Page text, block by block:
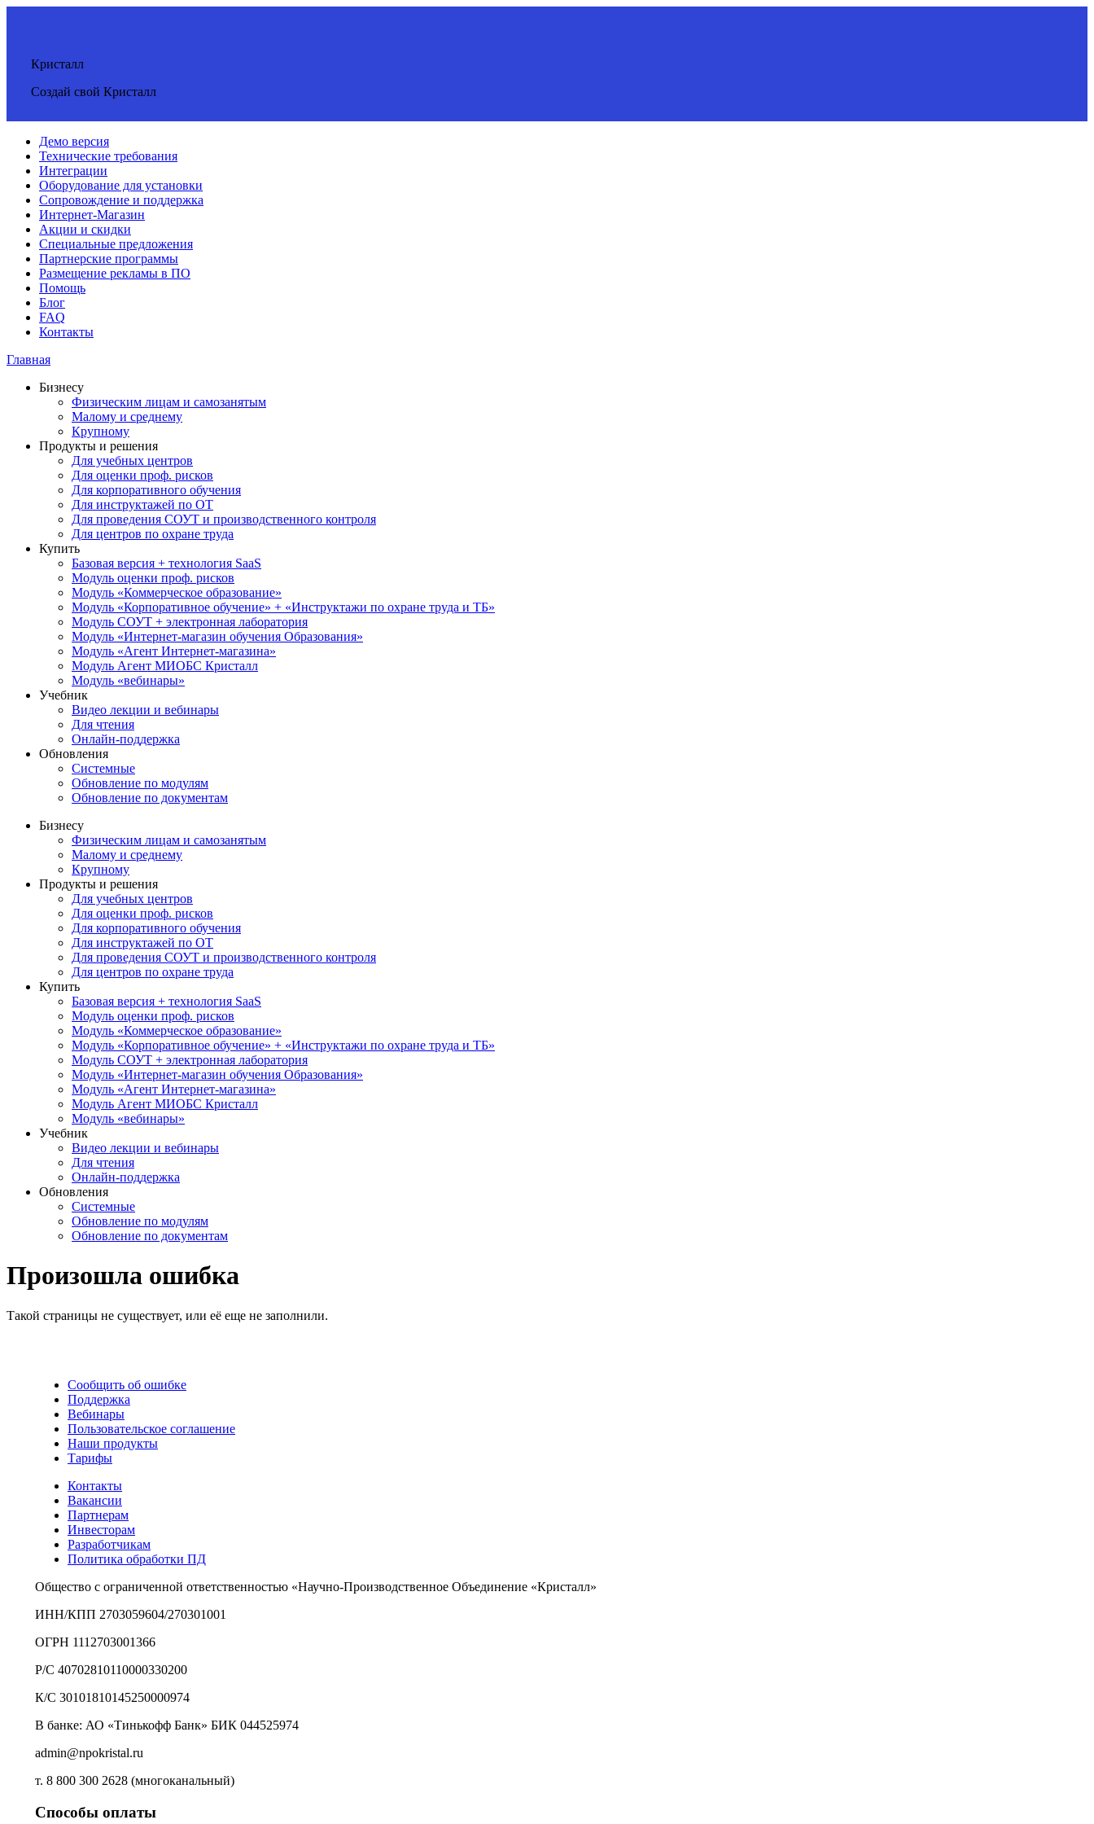
Кристалл
Создай свой Кристалл
Демо версия
Технические требования
Интеграции
Оборудование для установки
Сопровождение и поддержка
Интернет-Магазин
Акции и скидки
Специальные предложения
Партнерские программы
Размещение рекламы в ПО
Помощь
Блог
FAQ
Контакты
Главная
Бизнесу
Физическим лицам и самозанятым
Малому и среднему
Крупному
Продукты и решения
Для учебных центров
Для оценки проф. рисков
Для корпоративного обучения
Для инструктажей по ОТ
Для проведения СОУТ и производственного контроля
Для центров по охране труда
Купить
Базовая версия + технология SaaS
Модуль оценки проф. рисков
Модуль «Коммерческое образование»
Модуль «Корпоративное обучение» + «Инструктажи по охране труда и ТБ»
Модуль СОУТ + электронная лаборатория
Модуль «Интернет-магазин обучения Образования»
Модуль «Агент Интернет-магазина»
Модуль Агент МИОБС Кристалл
Модуль «вебинары»
Учебник
Видео лекции и вебинары
Для чтения
Онлайн-поддержка
Обновления
Системные
Обновление по модулям
Обновление по документам
Бизнесу
Физическим лицам и самозанятым
Малому и среднему
Крупному
Продукты и решения
Для учебных центров
Для оценки проф. рисков
Для корпоративного обучения
Для инструктажей по ОТ
Для проведения СОУТ и производственного контроля
Для центров по охране труда
Купить
Базовая версия + технология SaaS
Модуль оценки проф. рисков
Модуль «Коммерческое образование»
Модуль «Корпоративное обучение» + «Инструктажи по охране труда и ТБ»
Модуль СОУТ + электронная лаборатория
Модуль «Интернет-магазин обучения Образования»
Модуль «Агент Интернет-магазина»
Модуль Агент МИОБС Кристалл
Модуль «вебинары»
Учебник
Видео лекции и вебинары
Для чтения
Онлайн-поддержка
Обновления
Системные
Обновление по модулям
Обновление по документам
Произошла ошибка
Такой страницы не существует, или её еще не заполнили.
Сообщить об ошибке
Поддержка
Вебинары
Пользовательское соглашение
Наши продукты
Тарифы
Контакты
Вакансии
Партнерам
Инвесторам
Разработчикам
Политика обработки ПД
Общество с ограниченной ответственностью «Научно-Производственное Объединение «Кристалл»
ИНН/КПП 2703059604/270301001
ОГРН 1112703001366
Р/С 40702810110000330200
К/С 30101810145250000974
В банке: АО «Тинькофф Банк» БИК 044525974
admin@npokristal.ru
т. 8 800 300 2628 (многоканальный)
Способы оплаты